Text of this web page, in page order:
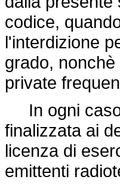
codice,
l'interdizione
grado,
private
In ogni caso
finalizzata ai
licenza di
emittenti